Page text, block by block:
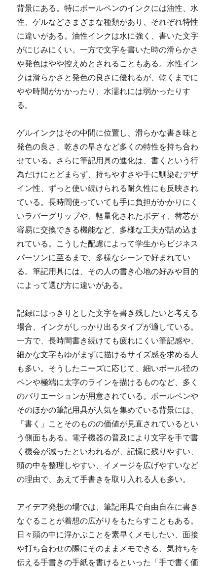
背景にある。特にボールペンのインクには油性、水
性、ゲルなどさまざまな種類があり、それぞれ特性
に違いがある。油性インクは水に強く、書いた文字
がにじみにくい。一方で文字を書いた時の滑らかさ
や発色はやや控えめとされることもある。水性イン
クは滑らかさと発色の良さに優れるが、乾くまでに
やや時間がかかったり、水濡れには弱かったりす
る。
ゲルインクはその中間に位置し、滑らかな書き味と
発色の良さ、乾きの早さなど多くの特性を持ち合わ
せている。さらに筆記用具の進化は、書くという行
為だけにとどまらず、持ちやすさや手に馴染むデザ
イン性、ずっと使い続けられる耐久性にも反映され
ている。長時間使っていても手に負担がかかりにく
いラバーグリップや、軽量化されたボディ、替芯が
容易に交換できる機能など、多様な工夫が詰め込ま
れている。こうした配慮によって学生からビジネス
パーソンに至るまで、多様なシーンで好まれてい
る。筆記用具には、その人の書き心地の好みや目的
によって選び方に違いがある。
記録にはっきりとした文字を書き残したいと考える
場合、インクがしっかり出るタイプが適している。
一方で、長時間書き続けても疲れにくい筆記感や、
細かな文字もゆがまずに描けるサイズ感を求める人
も多い。そうしたニーズに応じて、細いボール径の
ペンや極端に太字のラインを描けるものなど、多く
のバリエーションが用意されている。ボールペンや
そのほかの筆記用具が人気を集めている背景には、
「書く」ことそのものの価値が見直されているとい
う側面もある。電子機器の普及により文字を手で書
く機会が減ったといわれるが、記憶に残りやすい、
頭の中を整理しやすい、イメージを広げやすいなど
の理由で、あえて手書きを取り入れる人も多い。
アイデア発想の場では、筆記用具で自由自在に書き
なぐることが着想の広がりをもたらすこともある。
日々頭の中に浮かぶことを素早くメモしたい、面接
や打ち合わせの際にそのままメモできる、気持ちを
伝える手書きの手紙を書けるといった「手で書く価